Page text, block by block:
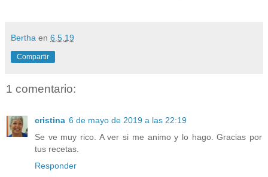
Bertha en 6.5.19
Compartir
1 comentario:
cristina 6 de mayo de 2019 a las 22:19
Se ve muy rico. A ver si me animo y lo hago. Gracias por
tus recetas.
Responder